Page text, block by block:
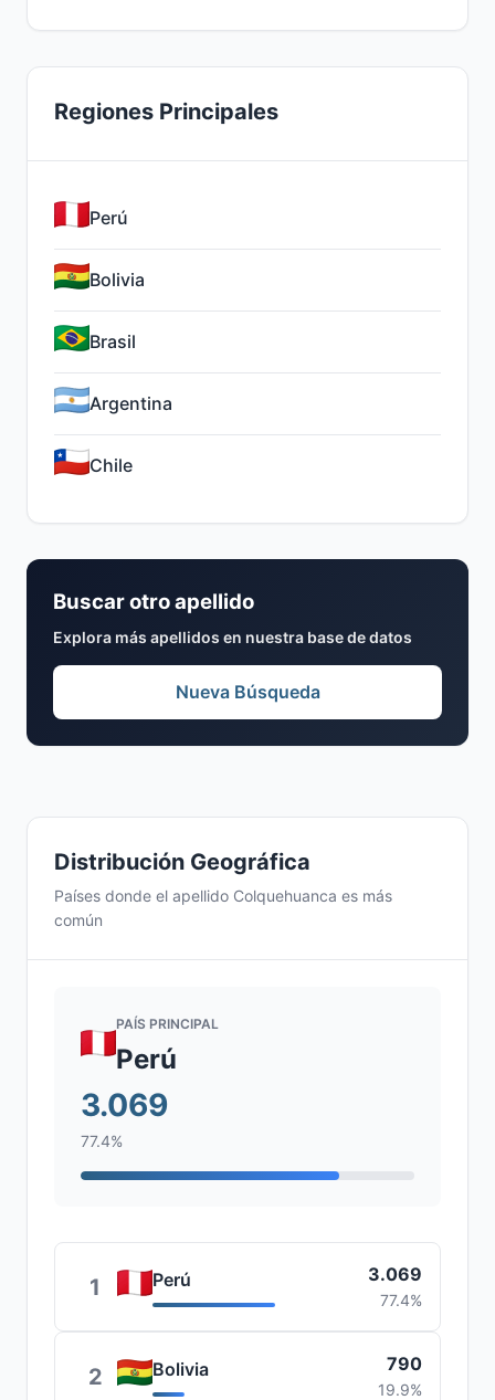
Distribución Geográfica
Países donde el apellido Colquehuanca es más
común
PAÍS PRINCIPAL
Perú
3.069
77.4%
1 Perú 3.069
77.4%
2 Bolivia 790
19.9%
Regiones Principales
Perú
Bolivia
Brasil
Argentina
Chile
Buscar otro apellido
Explora más apellidos en nuestra base de datos
Nueva Búsqueda